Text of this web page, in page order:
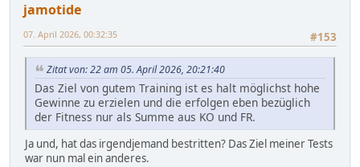
jamotide
#153
07. April 2026, 00:32:35
Zitat von: 22 am 05. April 2026, 20:21:40
Das Ziel von gutem Training ist es halt möglichst hohe
Gewinne zu erzielen und die erfolgen eben bezüglich
der Fitness nur als Summe aus KO und FR.
Ja und, hat das irgendjemand bestritten? Das Ziel meiner Tests
war nun mal ein anderes.